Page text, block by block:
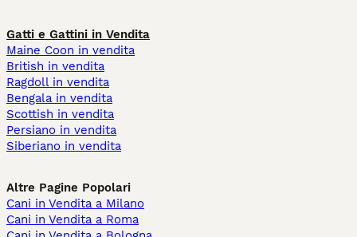
Gatti e Gattini in Vendita
Maine Coon in vendita
British in vendita
Ragdoll in vendita
Bengala in vendita
Scottish in vendita
Persiano in vendita
Siberiano in vendita
Altre Pagine Popolari
Cani in Vendita a Milano
Cani in Vendita a Roma